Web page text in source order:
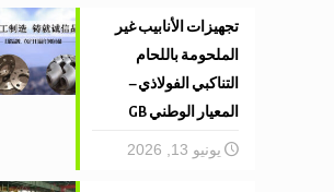
تجهيزات الأنابيب غير
الملحومة باللحام
التناكبي الفولاذي –
المعيار الوطني GB
يونيو 13, 2026